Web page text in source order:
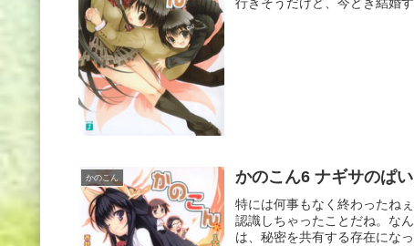
かのこん かのこん6 ナギサのぱ
特には何事もなく終わったね
認識しちゃったことだね。な
は、秘密を共有する存在にな